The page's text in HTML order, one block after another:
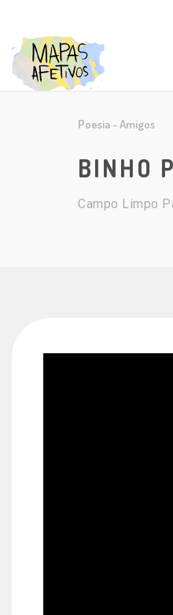
Poesia-Amigos
BINHO
Campo Limpo